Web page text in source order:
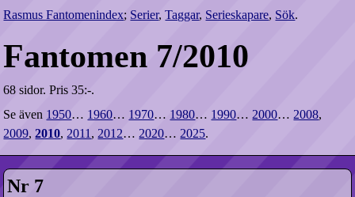
Rasmus Fantomenindex; Serier,Taggar, Serieskapare, Sök.
Fantomen 7/2010
68 sidor. Pris 35:-.
Se även 1950… 1960… 1970… 1980… 1990… 2000… 2008,
2009,2010, 2011 , 2012… 2020… 2025.
Nr 7